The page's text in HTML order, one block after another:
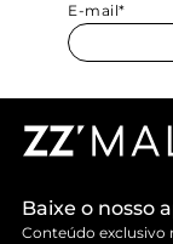
E-mail*
Baixe o nosso
Conteúdo exclusivo